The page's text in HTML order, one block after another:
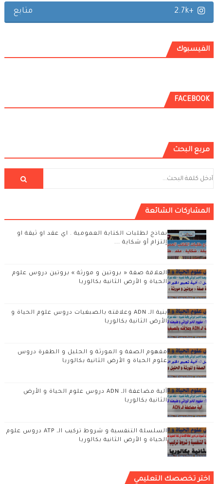
+2.7k متابع
الفيسبوك
FACEBOOK
مربع البحث
المشاركات الشائعة
نماذج لطلبات الكتابة العمومية . اي عقد او ثيقة او
إلتزام أو شكاية ...
العلاقة صفة « بروتين و مورثة » بروتين دروس علوم
الحياة و الأرض الثانية بكالوريا
بنية الـ ADN وعلاقته بالصبغيات دروس علوم الحياة و
الأرض الثانية بكالوريا
مفهوم الصفة و المورثة و الحليل و الطفرة دروس
علوم الحياة و الأرض الثانية بكالوريا
آلية مضاعفة الـ ADN دروس علوم الحياة و الأرض
الثانية بكالوريا
السلسلة التنفسية و شروط تركيب الـ ATP دروس علوم
الحياة و الأرض الثانية بكالوريا
اختر تخصصك التعليمي